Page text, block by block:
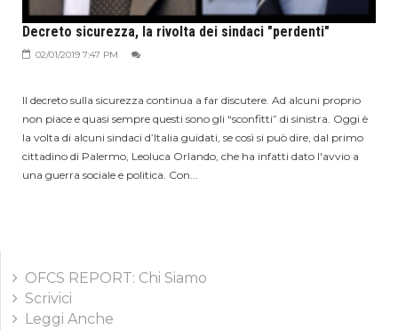
Decreto sicurezza, la rivolta dei sindaci "perdenti"
02/01/2019 7:47 PM
Il decreto sulla sicurezza continua a far discutere. Ad alcuni proprio
non piace e quasi sempre questi sono gli “sconfitti” di sinistra. Oggi è
la volta di alcuni sindaci d’Italia guidati, se così si può dire, dal primo
cittadino di Palermo, Leoluca Orlando, che ha infatti dato l'avvio a
una guerra sociale e politica. Con...
OFCS REPORT: Chi Siamo
Scrivici
Leggi Anche